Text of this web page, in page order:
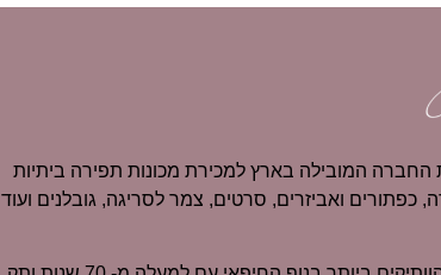
החברה המובילה בארץ למכירת מכונות תפירה ביתיות
כפתורים ואביזרים, סרטים, צמר לסריגה, גובלנים ועוד